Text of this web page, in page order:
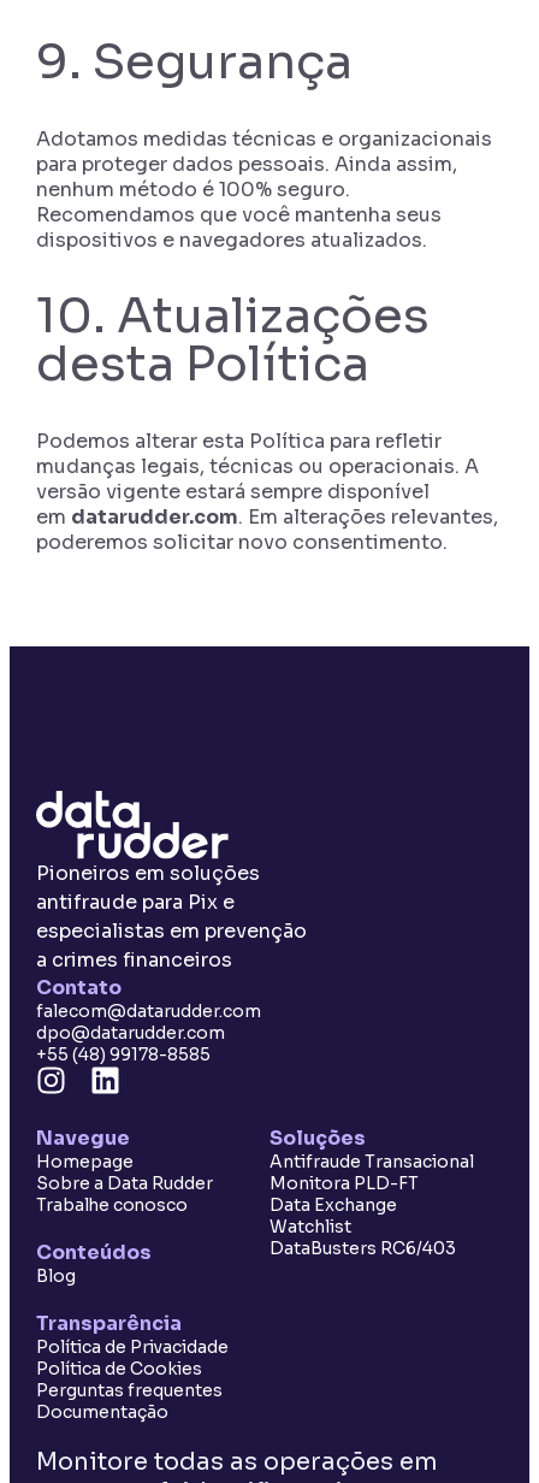
9. Segurança
Adotamos medidas técnicas e organizacionais
para proteger dados pessoais. Ainda assim,
nenhum método é 100% seguro.
Recomendamos que você mantenha seus
dispositivos e navegadores atualizados.
10. Atualizações
desta Política
Podemos alterar esta Política para refletir
mudanças legais, técnicas ou operacionais. A
versão vigente estará sempre disponível
em datarudder.com. Em alterações relevantes,
poderemos solicitar novo consentimento.
Pioneiros em soluções
antifraude para Pix e
especialistas em prevenção
a crimes financeiros
Contato
falecom@datarudder.com
dpo@datarudder.com
+55 (48) 99178-8585
Navegue
Homepage
Sobre a Data Rudder
Trabalhe conosco
Conteúdos
Blog
Transparência
Política de Privacidade
Política de Cookies
Perguntas frequentes
Documentação
Soluções
Antifraude Transacional
Monitora PLD-FT
Data Exchange
Watchlist
DataBusters RC6/403
Monitore todas as operações em